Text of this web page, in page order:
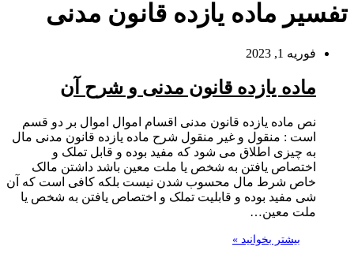
تفسير ماده یازده قانون مدنی
فوریه 1, 2023
ماده یازده قانون مدنی و شرح آن
نص ماده یازده قانون مدنی اقسام اموال اموال بر دو قسم
است : منقول و غیر منقول شرح ماده یازده قانون مدنی مال
به چیزی اطلاق می شود که مفید بوده و قابل تملک و
اختصاص یافتن به شخص یا ملت معین باشد داشتن مالک
خاص شرط مال محسوب شدن نیست بلکه کافی است که آن
شی مفید بوده و قابلیت تملک و اختصاص یافتن به شخص یا
ملت معین…
بیشتر بخوانید »